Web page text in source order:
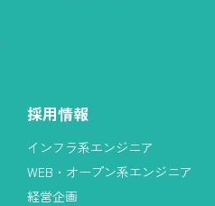
採用情報
インフラ系エンジニア
WEB・オープン系エンジニア
経営企画